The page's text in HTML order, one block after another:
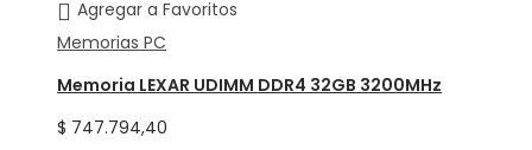
Agregar a Favoritos
Memorias PC
Memoria LEXAR UDIMM DDR4 32GB 3200MHz
$ 747.794,40